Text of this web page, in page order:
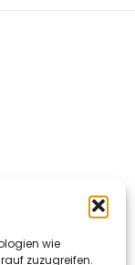
wie
zuzugreifen.